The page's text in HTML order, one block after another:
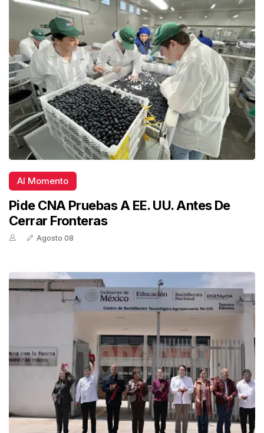
Al Momento
Pide CNA Pruebas A EE. UU. Antes De
Cerrar Fronteras
Agosto 08